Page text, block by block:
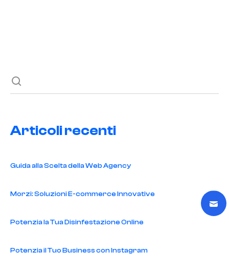
Articoli recenti
Guida alla Scelta della Web Agency
Morzi: Soluzioni E-commerce Innovative
Potenzia la Tua Disinfestazione Online
Potenzia il Tuo Business con Instagram